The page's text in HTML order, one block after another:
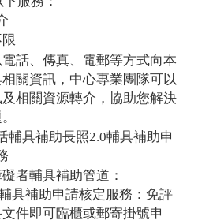
話、傳真、電郵等方式向本
關資訊，中心專業團隊可以
相關資源轉介，協助您解決
輔具補助長照2.0輔具補助申
者輔具補助管道：
具補助申請核定服務：免評
件即可臨櫃或郵寄掛號申